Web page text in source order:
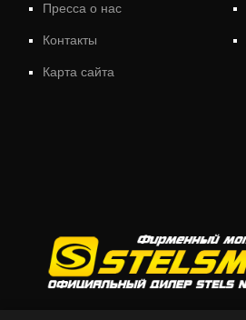
Пресса о нас
Контакты
Карта сайта